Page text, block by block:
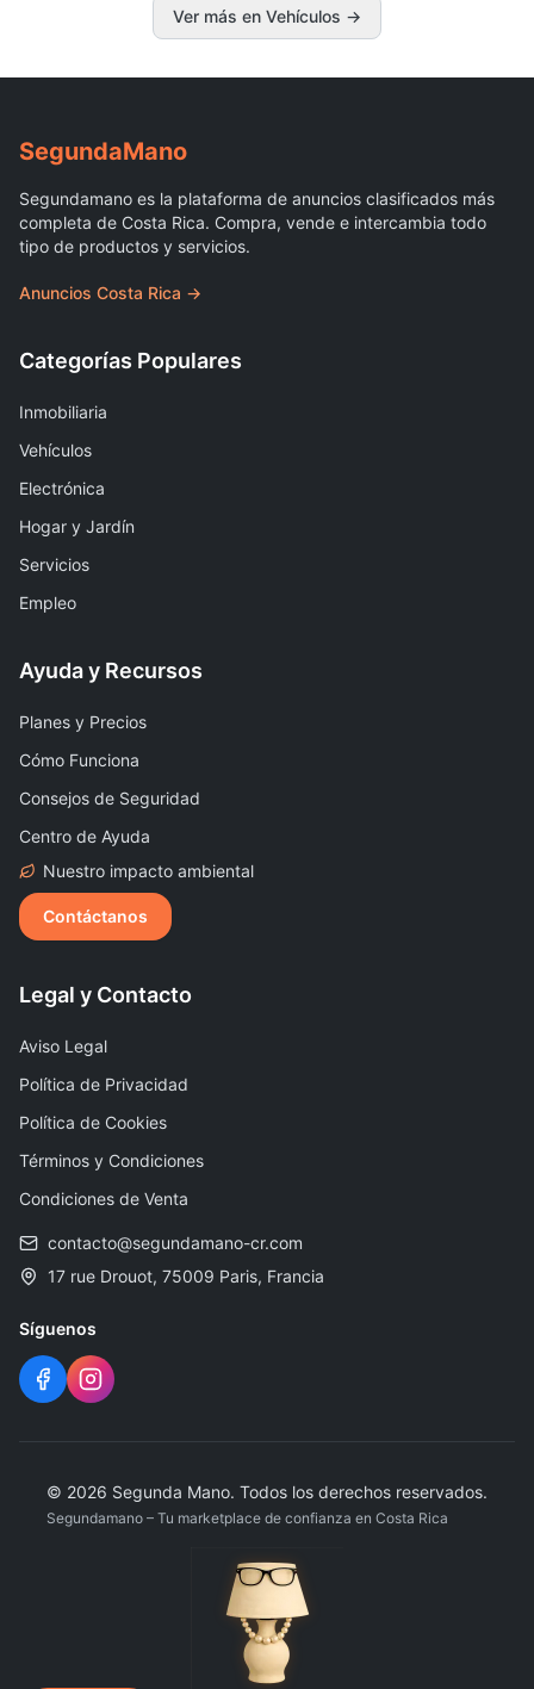
Ver más en Vehículos →
SegundaMano
Segundamano es la plataforma de anuncios clasificados más
completa de Costa Rica. Compra, vende e intercambia todo
tipo de productos y servicios.
Anuncios Costa Rica →
Categorías Populares
Inmobiliaria
Vehículos
Electrónica
Hogar y Jardín
Servicios
Empleo
Ayuda y Recursos
Planes y Precios
Cómo Funciona
Consejos de Seguridad
Centro de Ayuda
Nuestro impacto ambiental
Contáctanos
Legal y Contacto
Aviso Legal
Política de Privacidad
Política de Cookies
Términos y Condiciones
Condiciones de Venta
contacto@segundamano-cr.com
17 rue Drouot, 75009 Paris, Francia
Síguenos
© 2026 Segunda Mano. Todos los derechos reservados.
Segundamano – Tu marketplace de confianza en Costa Rica